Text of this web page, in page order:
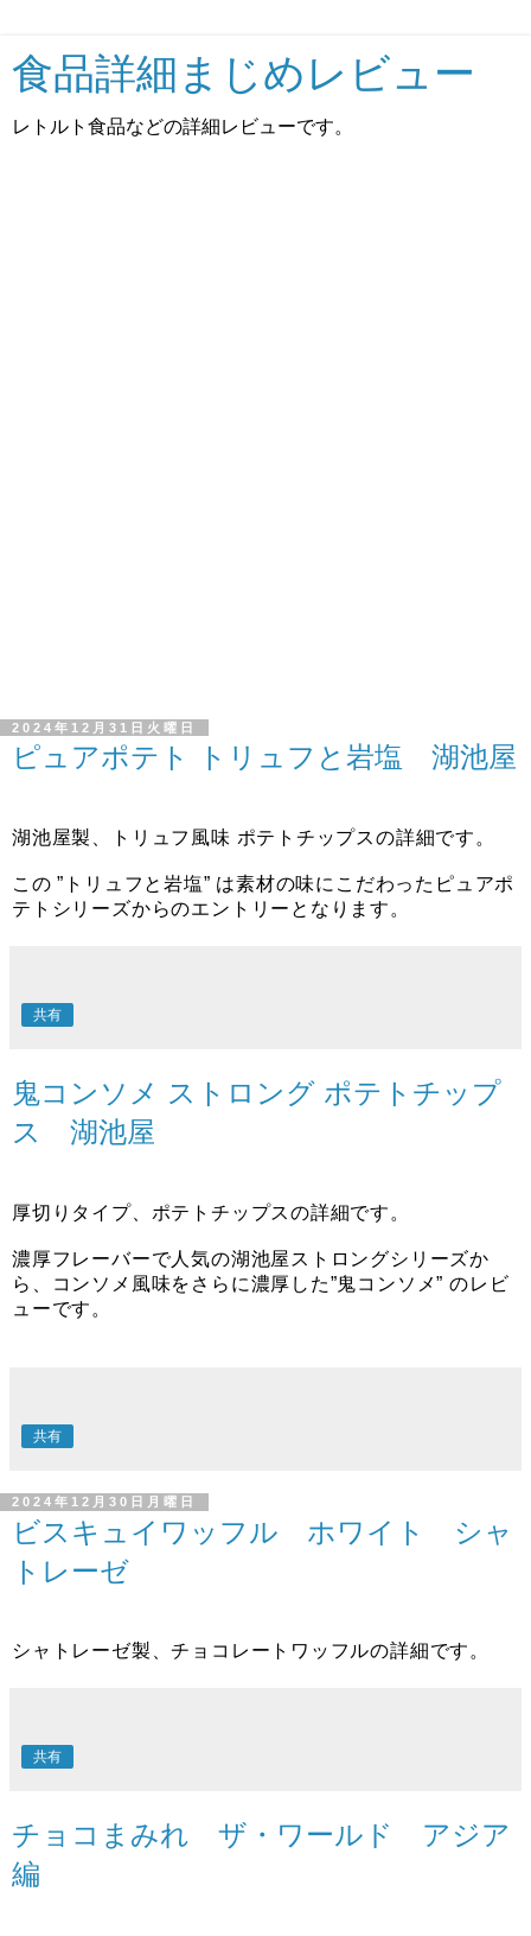
食品詳細まじめレビュー
レトルト食品などの詳細レビューです。
2024年12月31日火曜日
ピュアポテト トリュフと岩塩 湖池屋
湖池屋製、トリュフ風味 ポテトチップスの詳細です。
この ”トリュフと岩塩” は素材の味にこだわったピュアポ
テトシリーズからのエントリーとなります。
共有
鬼コンソメ ストロング ポテトチップ
ス 湖池屋
厚切りタイプ、ポテトチップスの詳細です。
濃厚フレーバーで人気の湖池屋ストロングシリーズか
ら、コンソメ風味をさらに濃厚した”鬼コンソメ” のレビ
ューです。
共有
2024年12月30日月曜日
ビスキュイワッフル ホワイト シャ
トレーゼ
シャトレーゼ製、チョコレートワッフルの詳細です。
共有
チョコまみれ ザ・ワールド アジア
編